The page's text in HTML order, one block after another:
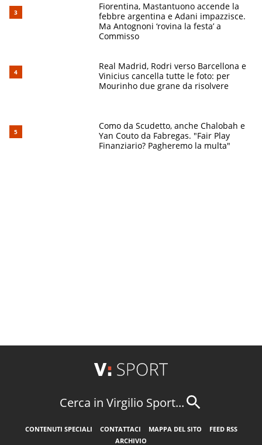
Fiorentina, Mastantuono accende la
febbre argentina e Adani impazzisce.
Ma Antognoni ‘rovina la festa’ a
Commisso
Real Madrid, Rodri verso Barcellona e
Vinicius cancella tutte le foto: per
Mourinho due grane da risolvere
Como da Scudetto, anche Chalobah e
Yan Couto da Fabregas. "Fair Play
Finanziario? Pagheremo la multa"
Cerca in Virgilio Sport...
CONTENUTI SPECIALI CONTATTACI MAPPA DEL SITO
FEED RSS
ARCHIVIO